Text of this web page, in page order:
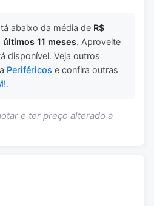
abaixo da média de R$
últimos 11 meses. Aproveite
disponível. Veja outros
Periféricos e confira outras
.
e ter preço alterado a